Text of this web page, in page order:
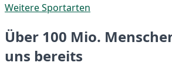
Weitere Sportarten
Über 100 Mio.
uns bereits